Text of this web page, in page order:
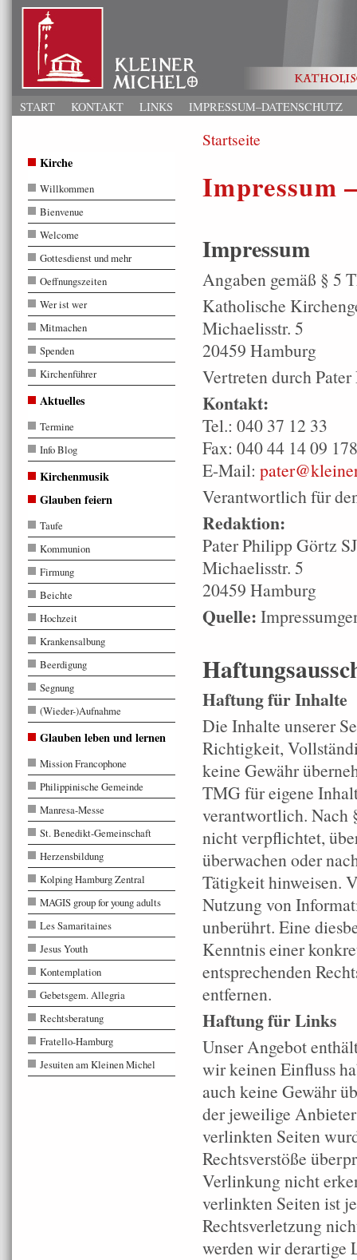
START KONTAKT LINKS IMPRESSUM–DATENSCHUTZ
Startseite
Impressum
Impressum
Angaben gemäß § 5
Katholische
Michaelisstr. 5
20459 Hamburg
Vertreten durch
Kontakt:
Tel.: 040 37 12 33
Fax: 040 44 14 09 178
E-Mail:
Verantwortlich für
Redaktion:
Pater Philipp Görtz
Michaelisstr. 5
20459 Hamburg
Quelle:
Haftung für Inhalte
Die Inhalte unserer
Richtigkeit,
keine Gewähr
TMG für eigene
verantwortlich. Nach
nicht verpflichtet,
überwachen oder
Tätigkeit hinweisen.
Nutzung von
unberührt. Eine
Kenntnis einer
entsprechenden
entfernen.
Haftung für Links
Unser Angebot
wir keinen Einfluss
auch keine Gewähr
der jeweilige
verlinkten Seiten
Rechtsverstöße
Verlinkung nicht
verlinkten Seiten ist
Rechtsverletzung
werden wir derartige
Kirche
Willkommen
Bienvenue
Welcome
Gottesdienst und mehr
Oeffnungszeiten
Wer ist wer
Mitmachen
Spenden
Kirchenführer
Aktuelles
Termine
Info Blog
Kirchenmusik
Glauben feiern
Taufe
Kommunion
Firmung
Beichte
Hochzeit
Krankensalbung
Beerdigung
Segnung
(Wieder-)Aufnahme
Glauben leben und lernen
Mission Francophone
Philippinische Gemeinde
Manresa-Messe
St. Benedikt-Gemeinschaft
Herzensbildung
Kolping Hamburg Zentral
MAGIS group for young adults
Les Samaritaines
Jesus Youth
Kontemplation
Gebetsgem. Allegria
Rechtsberatung
Fratello-Hamburg
Jesuiten am Kleinen Michel